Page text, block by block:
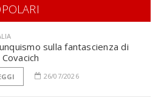
sulla fantascienza di
26/07/2026